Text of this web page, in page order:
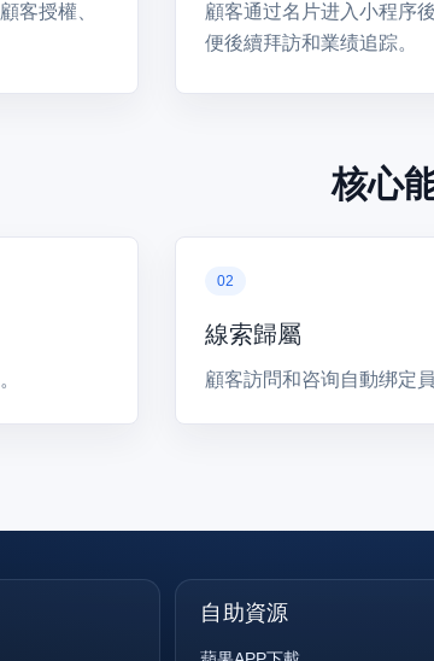
客授權、
顧客通过名片进入小程序
便後續拜訪和業绩追踪。
核心
線索歸屬
顧客訪問和咨询自動绑定員
自助資源